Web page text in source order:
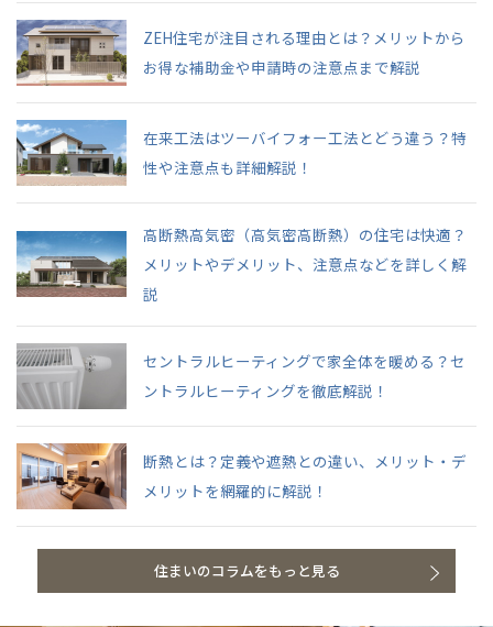
ZEH住宅が注目される理由とは？メリットから
お得な補助金や申請時の注意点まで解説
在来工法はツーバイフォー工法とどう違う？特
性や注意点も詳細解説！
高断熱高気密（高気密高断熱）の住宅は快適？
メリットやデメリット、注意点などを詳しく解
説
セントラルヒーティングで家全体を暖める？セ
ントラルヒーティングを徹底解説！
断熱とは？定義や遮熱との違い、メリット・デ
メリットを網羅的に解説！
住まいのコラムをもっと見る